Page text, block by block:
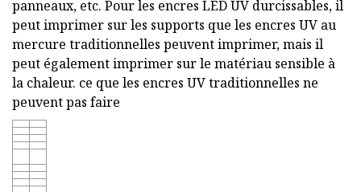
panneaux, etc. Pour les encres LED UV durcissables, il
peut imprimer sur les supports que les encres UV au
mercure traditionnelles peuvent imprimer, mais il
peut également imprimer sur le matériau sensible à
la chaleur. ce que les encres UV traditionnelles ne
peuvent pas faire